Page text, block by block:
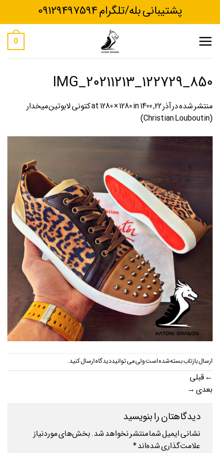
پشتیبانی بله/تلگرام 09129497594
0
IMG_20211213_122729_850
منتشر شده درآذر 22, 1400 1280 × 1280in
کتونی لابوتین میخدار
(Christian Louboutin)
ارسال بازتاب بسته شده است ولی می توانیددیدگاه ارسال کنید.
← قبلی
بعدی →
دیدگاهتان را بنویسید
نشانی ایمیل شما منتشر نخواهد شد.بخش‌های موردنیاز
علامت‌گذاری شده‌اند*